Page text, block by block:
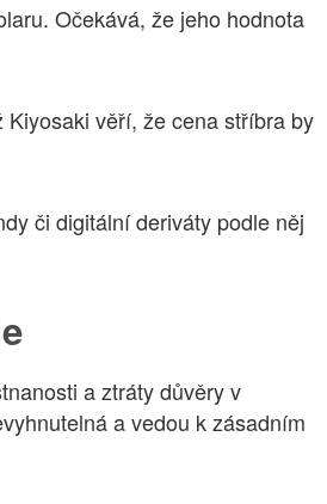
Očekává, že jeho hodnota
věří, že cena stříbra by
či digitální deriváty podle něj
a ztráty důvěry v
a vedou k zásadním